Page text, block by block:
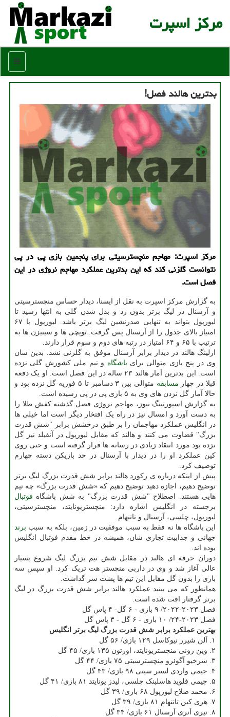
مركز اسپرت
منو
بدترین هالند فصل!
مرکز اسپرت: مهاجم منچسترسیتی برای پنجمین بازی پی در پی
نتوانست گلزنی کند که این بدترین عملکرد مهاجم نروژی در این
فصل است.
به گزارش مرکز اسپرت به نقل از ایسنا، دیدار حساس منچسترسیتی
و آرسنال در لیگ برتر بدون رد و بدل شدن گلی به انتها رسید تا
لیورپول بتواند به تنهایی صدرنشین لیگ برتر باشد. لیورپول با ۶۷
امتیاز بالای جدول را از آرسنال پس گرفت. توپچی ها و سیتیزن ها به
ترتیب با ۶۵ و ۶۴ امتیاز در رتبه های دوم و سوم قرار دارند.
ارلینگ هالند در دیدار برابر آرسنال موفق به گلزنی نشد. بدین سان
وی در پنج بازی متوالی برای باشگاه و تیم ملی کشورش گلی نزده
است. این بدترین آمار هالند ۲۳ ساله در این فصل است. او یک دفعه
قبلا در چهار مسابقه
متوالی بین ۳ دسامبر تا ۵ فوریه گل نزده بود و
حالا آمار گل نزدن های وی به ۵ بازی پی در پی رسیده است.
به گزارش اسپورتینگ نیوز، مهاجم نروژی فصل گذشته کفش طلا را
به دست آورد و امسال نیز در راه یک افتخار دیگر است اما خیلی ها
در انگلیس عملکرد مهاجمان را بر طبق درخشش برابر "شش قدرت
بزرگ" قضاوت می کنند و هالند که مقابل لیورپول در آنفیلد نیز گل
نزده بود مورد انتقاد زیادی در رسانه ها قرار گرفته است و حتی روی
کین عملکرد او را در دیدار با آرسنال در حد بازیکن دسته چهارم
توصیف کرد.
پیش از اینکه درباره ی رکورد هالند برابر شش قدرت بزرگ لیگ برتر
توضیح دهیم، اجازه دهید توضیح دهیم که «شش قدرت بزرگ» چه تیم
هایی هستند. اصطلاح "شش قدرت بزرگ" به شش باشگاه فوتبال
برجسته در انگلیس اشاره دارد: منچستریونایتد، منچسترسیتی،
لیورپول، چلسی، آرسنال و تاتنهام.
این باشگاه ها نه فقط به سبب موفقیت در زمین، بلکه به سبب برند
جهانی و جذابیت تجاری شان، همیشه در خط مقدم فوتبال انگلیس
بوده اند.
دوران حرفه ای هالند در مقابل شش تیم بزرگ لیگ شروع بسیار
عالی آغاز شد و وی در داربی منچستر هت تریک کرد. او سپس سه
بازی را بدون گل مقابل این تیم ها پشت سر گذاشت.
همانطور که می بینید عملکرد هالند برابر شش قدرت بزرگ در لیگ
برتر گرفتار افت شده است.
فصل ۲۰۲۳-۲۰۲۲/ ۹ بازی - ۶ گل- ۴ پاس گل
فصل ۲۰۲۳-۲۴/ ۱۰ بازی - ۶ گل - ۳ پاس گل
بهترین عملکرد برابر شش قدرت بزرگ لیگ برتر انگلیس
۱. آلن شیرر نیوکاسل ۱۲۹ بازی/ ۵۶ گل
۲. وین رونی منچستریونایتد، اورتون ۱۳۵ بازی/ ۴۵ گل
۳. سرخیو آگوئرو منچسترسیتی ۷۵ بازی/ ۴۴ گل
۴. جیمی واردی لستر سیتی ۹۸ بازی/ ۴۳ گل
۵. جیمی فلوید هاسلبنک چلسی، لیدز یونایتد ۸۱ بازی/ ۴۱ گل
۶. محمد صلاح لیورپول ۶۸ بازی/ ۳۹ گل
۷. هری کین تاتنهام ۸۱ بازی/ ۳۹ گل
۸. تیری آنری آرسنال ۶۱ بازی/ ۳۴ گل